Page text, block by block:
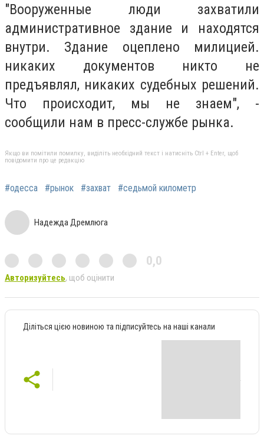
"Вооруженные люди захватили
административное здание и находятся
внутри. Здание оцеплено милицией.
никаких документов никто не
предъявлял, никаких судебных решений.
Что происходит, мы не знаем", -
сообщили нам в пресс-службе рынка.
Якщо ви помітили помилку, виділіть необхідний текст і натисніть Ctrl + Enter, щоб
повідомити про це редакцію
#одесса #рынок #захват #седьмой километр
Надежда Дремлюга
0,0
Авторизуйтесь, щоб оцінити
Діліться цією новиною та підписуйтесь на наші канали